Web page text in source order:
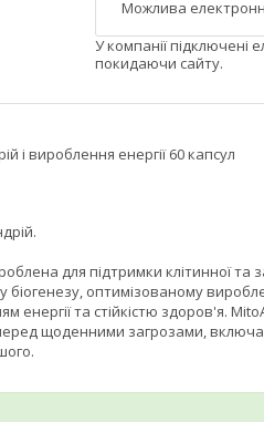
У компанії підключені
покидаючи сайту.
і вироблення енергії 60 капсул
для підтримки клітинної та
оптимізованому
енергії та стійкістю здоров'я.
щоденними загрозами,